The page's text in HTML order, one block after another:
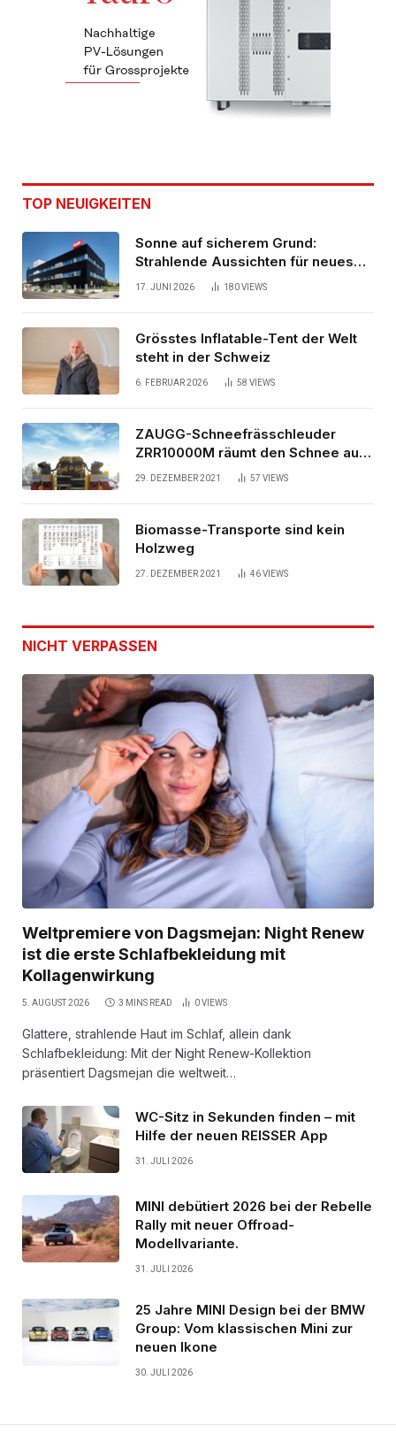
TOP NEUIGKEITEN
Sonne auf sicherem Grund:
Strahlende Aussichten für neues
Bürogebäude
17. JUNI 2026 180VIEWS
Grösstes Inflatable-Tent der Welt
steht in der Schweiz
6. FEBRUAR 2026 58 VIEWS
ZAUGG-Schneefrässchleuder
ZRR10000M räumt den Schnee auf
schwedischen Gleisen
29. DEZEMBER 2021 57 VIEWS
Biomasse-Transporte sind kein
Holzweg
27. DEZEMBER 2021 46VIEWS
NICHT VERPASSEN
Weltpremiere von Dagsmejan: Night Renew
ist die erste Schlafbekleidung mit
Kollagenwirkung
5. AUGUST 2026 3 MINS READ 0VIEWS
Glattere, strahlende Haut im Schlaf, allein dank
Schlafbekleidung: Mit der Night Renew-Kollektion
präsentiert Dagsmejan die weltweit…
WC-Sitz in Sekunden finden – mit
Hilfe der neuen REISSER App
31. JULI 2026
MINI debütiert 2026 bei der Rebelle
Rally mit neuer Offroad-
Modellvariante.
31. JULI 2026
25 Jahre MINI Design bei der BMW
Group: Vom klassischen Mini zur
neuen Ikone
30. JULI 2026